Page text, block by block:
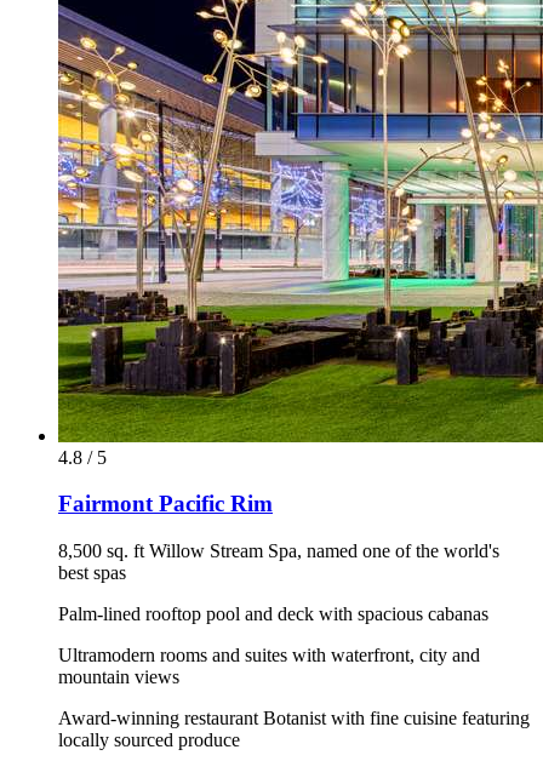
4.8 / 5
Fairmont Pacific Rim
8,500 sq. ft Willow Stream Spa, named one of the world's
best spas
Palm-lined rooftop pool and deck with spacious cabanas
Ultramodern rooms and suites with waterfront, city and
mountain views
Award-winning restaurant Botanist with fine cuisine featuring
locally sourced produce